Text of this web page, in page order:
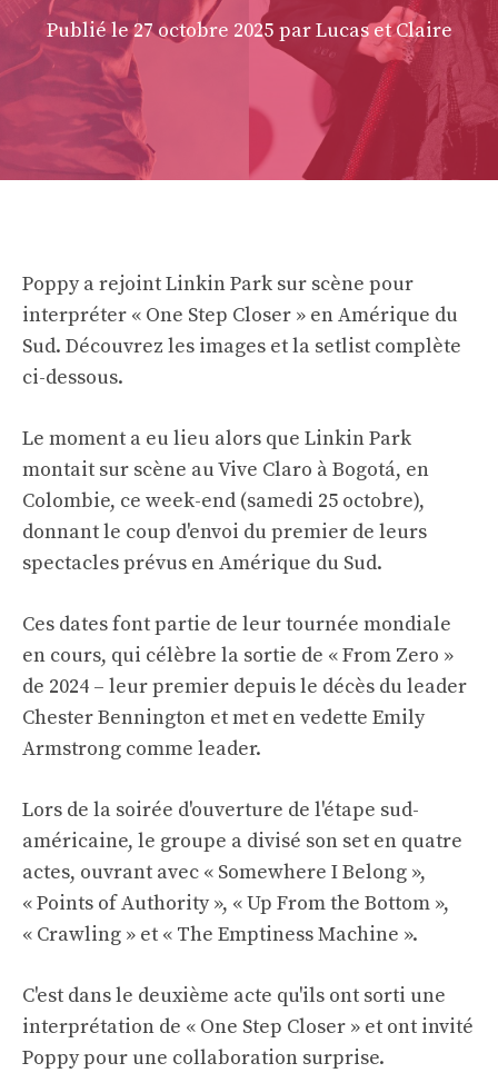
Publié le27 octobre 2025 par Lucas et Claire
Poppy a rejoint Linkin Park sur scène pour
interpréter « One Step Closer » en Amérique du
Sud. Découvrez les images et la setlist complète
ci-dessous.
Le moment a eu lieu alors que Linkin Park
montait sur scène au Vive Claro à Bogotá, en
Colombie, ce week-end (samedi 25 octobre),
donnant le coup d'envoi du premier de leurs
spectacles prévus en Amérique du Sud.
Ces dates font partie de leur tournée mondiale
en cours, qui célèbre la sortie de « From Zero »
de 2024 – leur premier depuis le décès du leader
Chester Bennington et met en vedette Emily
Armstrong comme leader.
Lors de la soirée d'ouverture de l'étape sud-
américaine, le groupe a divisé son set en quatre
actes, ouvrant avec « Somewhere I Belong »,
« Points of Authority », « Up From the Bottom »,
« Crawling » et « The Emptiness Machine ».
C'est dans le deuxième acte qu'ils ont sorti une
interprétation de « One Step Closer » et ont invité
Poppy pour une collaboration surprise.